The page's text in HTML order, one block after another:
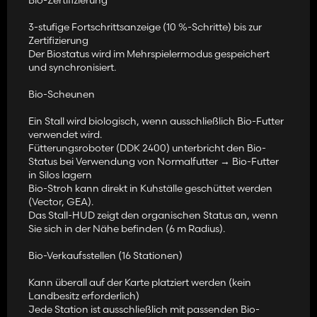
Mit diesem Mod können Sie Ihren eigenen Bio-Bauernhof
aufbauen – von Bio-Feldern und Bio-Tieren bis hin zu Bio-Lagern.
Bio-Produkte werden deutlich teurer verkauft und Sie verfügen
Karten. Egal welche Karte Sie spielen, der Biostatus wird auf allen
Feldern erkannt und verwaltet.
## 🚀 SCHNELLER START
1. **Installieren Sie den Mod:** Kopieren Sie die ZIP-Datei in Ihren
Mods-Ordner.
3. **Schalten Sie das Bio-HUD ein:** Drücken Sie die linke Alt-
4. **Sofort loslegen:** Ungefähr **40 % aller Felder sind bereits
automatisch bio-zertifiziert, wenn Sie das Spiel starten!** Sie
müssen nichts umstellen.
3-stufige Fortschrittsanzeige (10 %-Schritte) bis zur
Zertifizierung
Der Biostatus wird im Mehrspielermodus gespeichert
und synchronisiert.
Bio-Scheunen
Ein Stall wird biologisch, wenn ausschließlich Bio-Futter
verwendet wird.
Fütterungsroboter (DDK 2400) unterbricht den Bio-
Status bei Verwendung von Normalfutter → Bio-Futter
in Silos lagern
Bio-Stroh kann direkt in Kuhställe geschüttet werden
(Vector, GEA).
Das Stall-HUD zeigt den organischen Status an, wenn
Sie sich in der Nähe befinden (6 m Radius).
Bio-Verkaufsstellen (16 Stationen)
Kann überall auf der Karte platziert werden (kein
Landbesitz erforderlich)
Jede Station ist ausschließlich mit passenden Bio-